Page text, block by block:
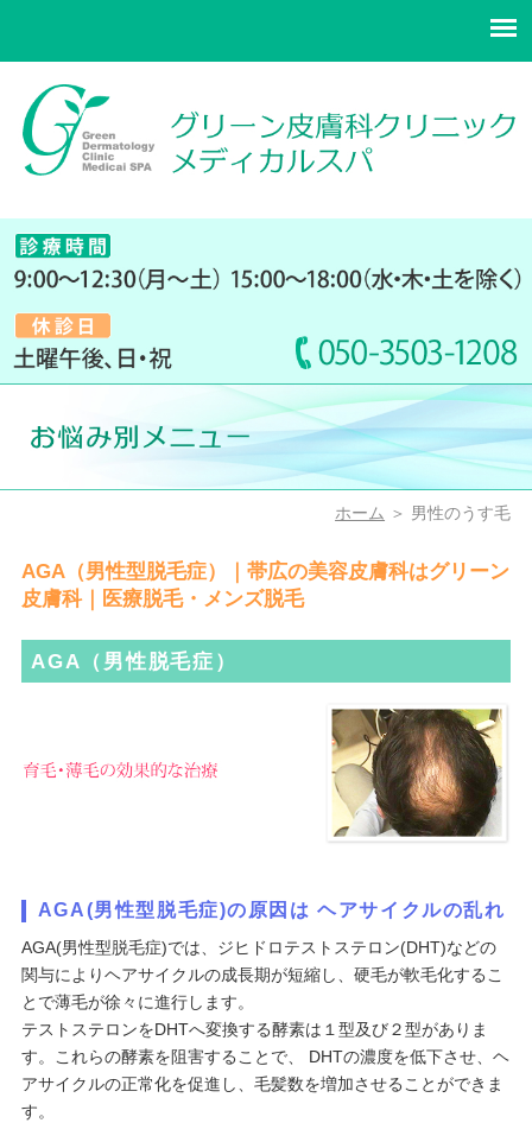
ホーム ＞ 男性のうす毛
AGA（男性型脱毛症）｜帯広の美容皮膚科はグリーン
皮膚科｜医療脱毛・メンズ脱毛
AGA（男性脱毛症）
AGA(男性型脱毛症)の原因は ヘアサイクルの乱れ
AGA(男性型脱毛症)では、ジヒドロテストステロン(DHT)などの
関与によりヘアサイクルの成長期が短縮し、硬毛が軟毛化するこ
とで薄毛が徐々に進行します。
テストステロンをDHTへ変換する酵素は１型及び２型がありま
す。これらの酵素を阻害することで、 DHTの濃度を低下させ、ヘ
アサイクルの正常化を促進し、毛髪数を増加させることができま
す。